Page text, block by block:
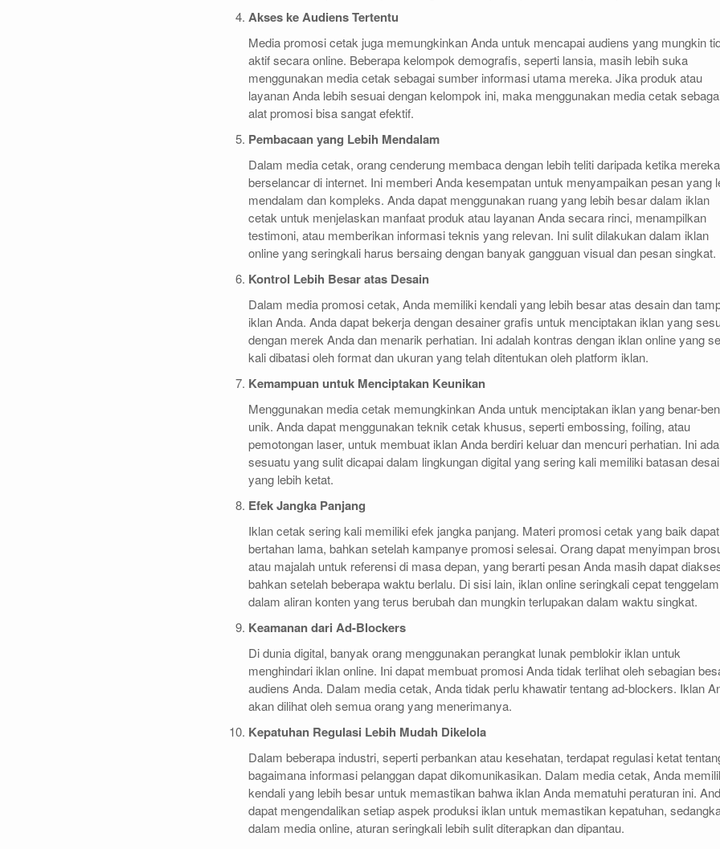
Akses ke Audiens Tertentu
Media promosi cetak juga memungkinkan Anda untuk mencapai audiens yang mungkin
aktif secara online. Beberapa kelompok demografis, seperti lansia, masih lebih suka
menggunakan media cetak sebagai sumber informasi utama mereka. Jika produk atau
layanan Anda lebih sesuai dengan kelompok ini, maka menggunakan media cetak
alat promosi bisa sangat efektif.
Pembacaan yang Lebih Mendalam
Dalam media cetak, orang cenderung membaca dengan lebih teliti daripada ketika mereka
berselancar di internet. Ini memberi Anda kesempatan untuk menyampaikan pesan yang
mendalam dan kompleks. Anda dapat menggunakan ruang yang lebih besar dalam iklan
cetak untuk menjelaskan manfaat produk atau layanan Anda secara rinci, menampilkan
testimoni, atau memberikan informasi teknis yang relevan. Ini sulit dilakukan dalam iklan
online yang seringkali harus bersaing dengan banyak gangguan visual dan pesan singkat.
Kontrol Lebih Besar atas Desain
Dalam media promosi cetak, Anda memiliki kendali yang lebih besar atas desain dan
iklan Anda. Anda dapat bekerja dengan desainer grafis untuk menciptakan iklan yang
dengan merek Anda dan menarik perhatian. Ini adalah kontras dengan iklan online yang
kali dibatasi oleh format dan ukuran yang telah ditentukan oleh platform iklan.
Kemampuan untuk Menciptakan Keunikan
Menggunakan media cetak memungkinkan Anda untuk menciptakan iklan yang benar-
unik. Anda dapat menggunakan teknik cetak khusus, seperti embossing, foiling, atau
pemotongan laser, untuk membuat iklan Anda berdiri keluar dan mencuri perhatian. Ini
sesuatu yang sulit dicapai dalam lingkungan digital yang sering kali memiliki batasan
yang lebih ketat.
Efek Jangka Panjang
Iklan cetak sering kali memiliki efek jangka panjang. Materi promosi cetak yang baik dapat
bertahan lama, bahkan setelah kampanye promosi selesai. Orang dapat menyimpan
atau majalah untuk referensi di masa depan, yang berarti pesan Anda masih dapat
bahkan setelah beberapa waktu berlalu. Di sisi lain, iklan online seringkali cepat tenggelam
dalam aliran konten yang terus berubah dan mungkin terlupakan dalam waktu singkat.
Keamanan dari Ad-Blockers
Di dunia digital, banyak orang menggunakan perangkat lunak pemblokir iklan untuk
menghindari iklan online. Ini dapat membuat promosi Anda tidak terlihat oleh sebagian
audiens Anda. Dalam media cetak, Anda tidak perlu khawatir tentang ad-blockers. Iklan
akan dilihat oleh semua orang yang menerimanya.
Kepatuhan Regulasi Lebih Mudah Dikelola
Dalam beberapa industri, seperti perbankan atau kesehatan, terdapat regulasi ketat
bagaimana informasi pelanggan dapat dikomunikasikan. Dalam media cetak, Anda
kendali yang lebih besar untuk memastikan bahwa iklan Anda mematuhi peraturan ini.
dapat mengendalikan setiap aspek produksi iklan untuk memastikan kepatuhan,
dalam media online, aturan seringkali lebih sulit diterapkan dan dipantau.